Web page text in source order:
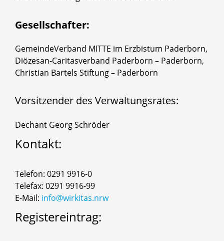
Gesellschafter:
GemeindeVerband MITTE im Erzbistum Paderborn,
Diözesan-Caritasverband Paderborn – Paderborn,
Christian Bartels Stiftung – Paderborn
Vorsitzender des Verwaltungsrates:
Dechant Georg Schröder
Kontakt:
Telefon: 0291 9916-0
Telefax: 0291 9916-99
E-Mail: info@wirkitas.nrw
Registereintrag: